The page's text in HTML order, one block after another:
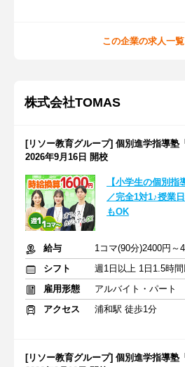
この企業の求人一
株式会社TOMAS
[リソー教育グループ] 個別進学指導
2026年9月16日 開校
【小学生の個別
／完全1対1♪授業
もOK
給与
シフト
週1日以上 1日1.5時
雇用形態
アルバイト・パート
アクセス
浦和駅 徒歩1分
[リソー教育グループ] 個別進学指導